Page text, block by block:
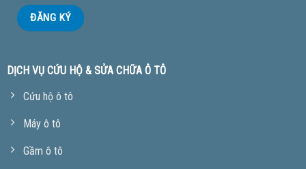
DỊCH VỤ CỨU HỘ & SỬA CHỮA Ô TÔ
Cứu hộ ô tô
Máy ô tô
Gầm ô tô